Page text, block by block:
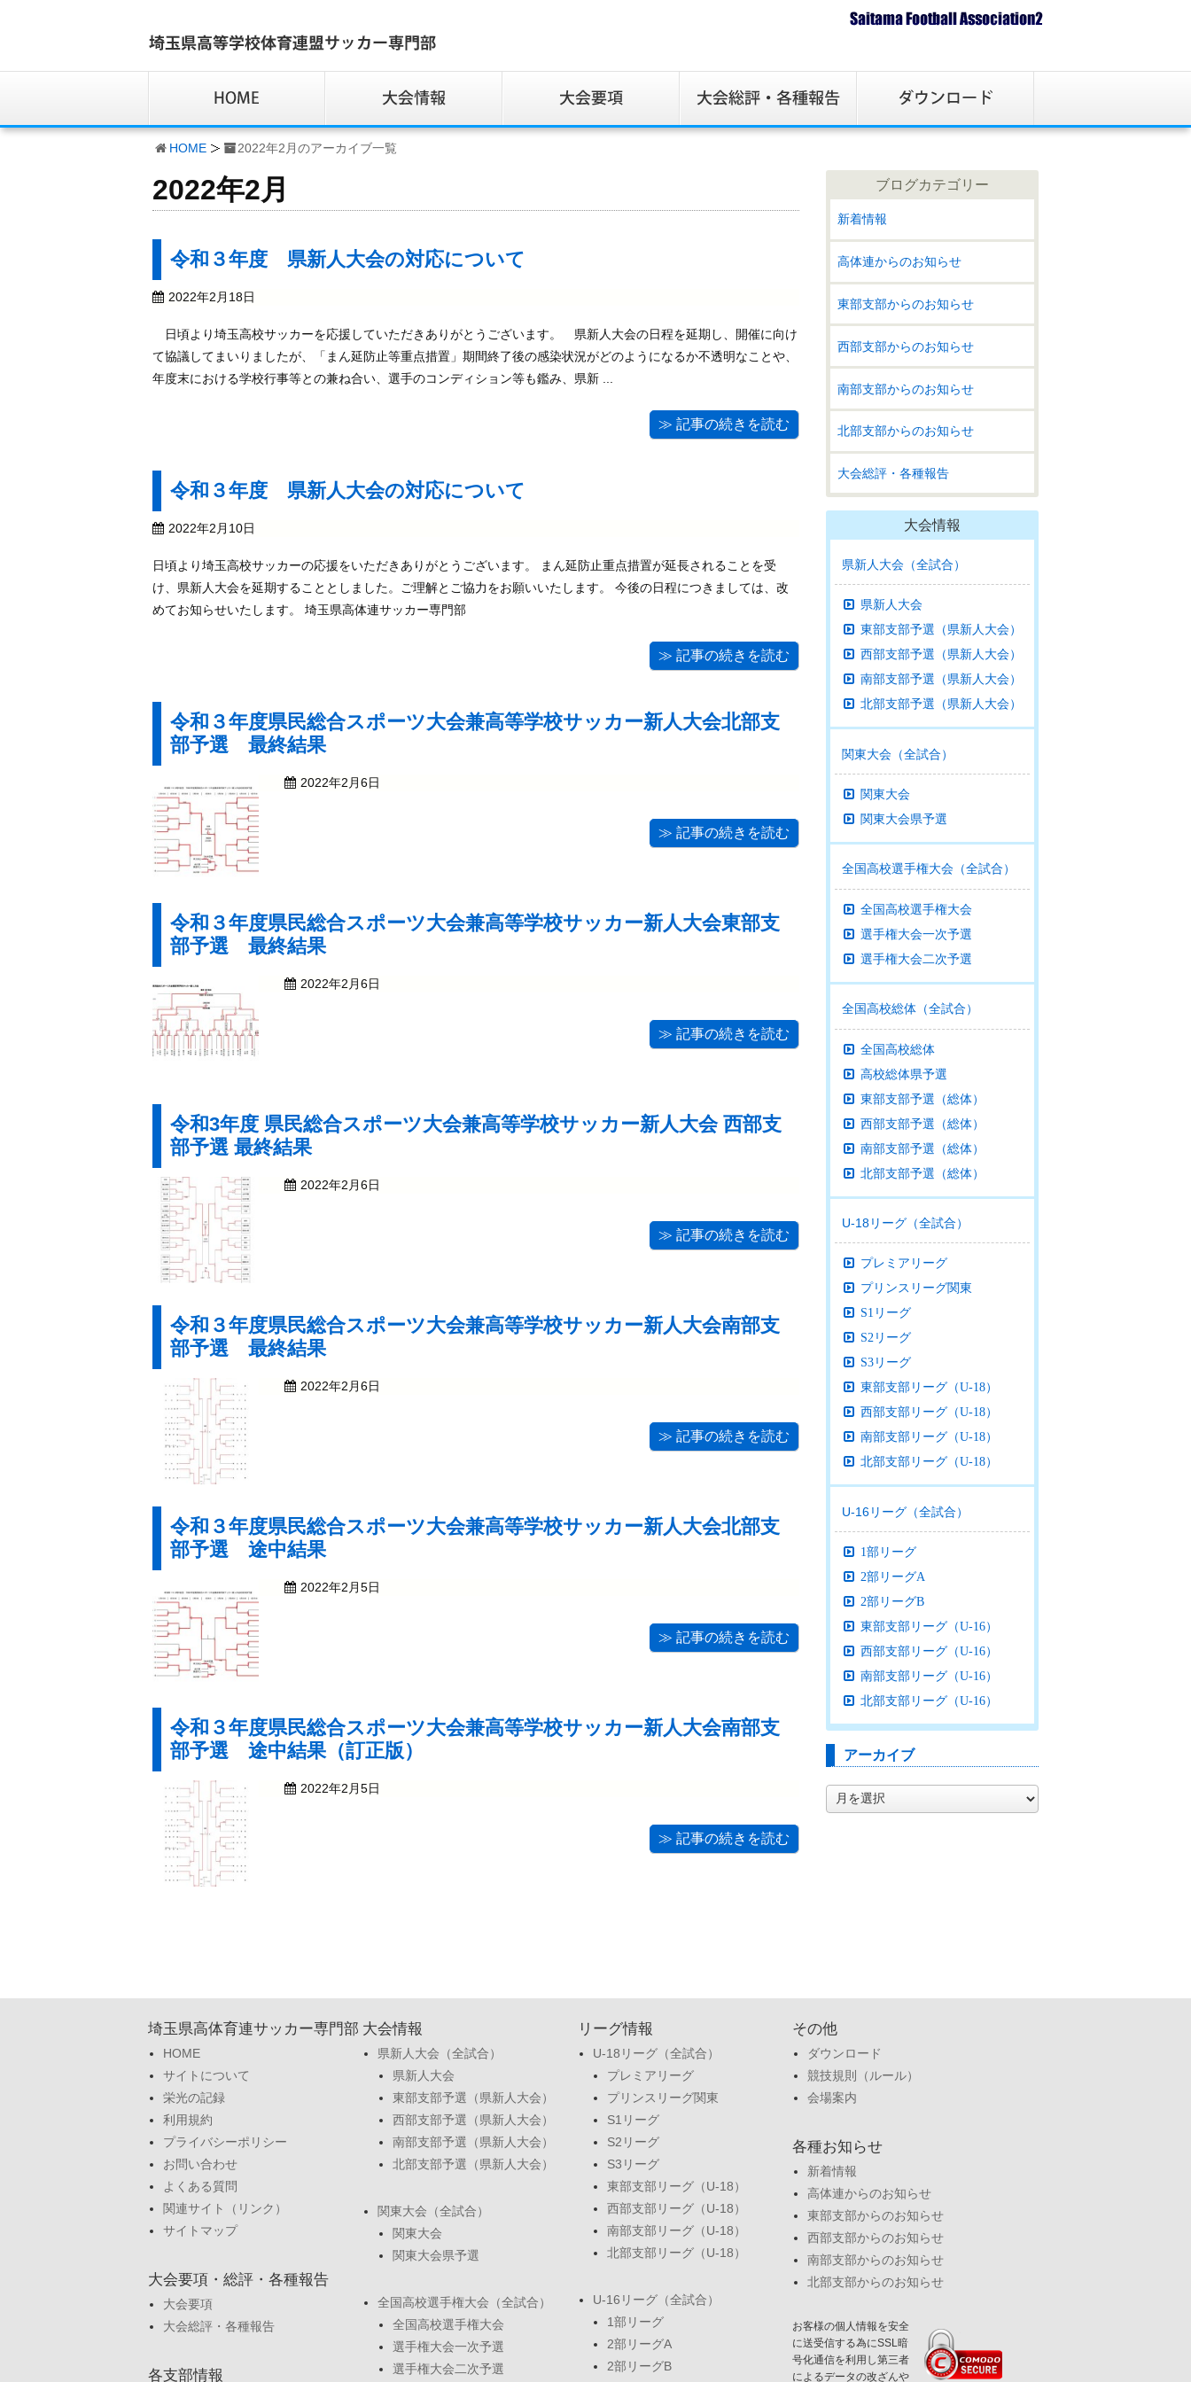
HOME 2022年2月のアーカイブ一覧
2022年2月
令和３年度 県新人大会の対応について
2022年2月18日
日頃より埼玉高校サッカーを応援していただきありがとうございます。 県新人大会の日程を延期し、開催に向け
て協議してまいりましたが、「まん延防止等重点措置」期間終了後の感染状況がどのようになるか不透明なことや、
年度末における学校行事等との兼ね合い、選手のコンディション等も鑑み、県新 ...
≫ 記事の続きを読む
令和３年度 県新人大会の対応について
2022年2月10日
日頃より埼玉高校サッカーの応援をいただきありがとうございます。 まん延防止重点措置が延長されることを受
け、県新人大会を延期することとしました。ご理解とご協力をお願いいたします。 今後の日程につきましては、改
めてお知らせいたします。 埼玉県高体連サッカー専門部
≫ 記事の続きを読む
令和３年度県民総合スポーツ大会兼高等学校サッカー新人大会北部支
部予選 最終結果
2022年2月6日
≫ 記事の続きを読む
令和３年度県民総合スポーツ大会兼高等学校サッカー新人大会東部支
部予選 最終結果
2022年2月6日
≫ 記事の続きを読む
令和3年度 県民総合スポーツ大会兼高等学校サッカー新人大会 西部支
部予選 最終結果
2022年2月6日
≫ 記事の続きを読む
令和３年度県民総合スポーツ大会兼高等学校サッカー新人大会南部支
部予選 最終結果
2022年2月6日
≫ 記事の続きを読む
令和３年度県民総合スポーツ大会兼高等学校サッカー新人大会北部支
部予選 途中結果
2022年2月5日
≫ 記事の続きを読む
令和３年度県民総合スポーツ大会兼高等学校サッカー新人大会南部支
部予選 途中結果（訂正版）
2022年2月5日
≫ 記事の続きを読む
ブログカテゴリー
新着情報
高体連からのお知らせ
東部支部からのお知らせ
西部支部からのお知らせ
南部支部からのお知らせ
北部支部からのお知らせ
大会総評・各種報告
大会情報
県新人大会（全試合）
県新人大会
東部支部予選（県新人大会）
西部支部予選（県新人大会）
南部支部予選（県新人大会）
北部支部予選（県新人大会）
関東大会（全試合）
関東大会
関東大会県予選
全国高校選手権大会（全試合）
全国高校選手権大会
選手権大会一次予選
選手権大会二次予選
全国高校総体（全試合）
全国高校総体
高校総体県予選
東部支部予選（総体）
西部支部予選（総体）
南部支部予選（総体）
北部支部予選（総体）
U-18リーグ（全試合）
プレミアリーグ
プリンスリーグ関東
S1リーグ
S2リーグ
S3リーグ
東部支部リーグ（U-18）
西部支部リーグ（U-18）
南部支部リーグ（U-18）
北部支部リーグ（U-18）
U-16リーグ（全試合）
1部リーグ
2部リーグA
2部リーグB
東部支部リーグ（U-16）
西部支部リーグ（U-16）
南部支部リーグ（U-16）
北部支部リーグ（U-16）
アーカイブ
ー
埼玉県高体育連サッカー専門部
HOME
サイトについて
栄光の記録
利用規約
プライバシーポリシー
お問い合わせ
よくある質問
関連サイト（リンク）
サイトマップ
大会要項・総評・各種報告
大会要項
大会総評・各種報告
各支部情報
大会情報
県新人大会（全試合）
県新人大会
東部支部予選（県新人大会）
西部支部予選（県新人大会）
南部支部予選（県新人大会）
北部支部予選（県新人大会）
関東大会（全試合）
関東大会
関東大会県予選
全国高校選手権大会（全試合）
全国高校選手権大会
選手権大会一次予選
選手権大会二次予選
リーグ情報
U-18リーグ（全試合）
プレミアリーグ
プリンスリーグ関東
S1リーグ
S2リーグ
S3リーグ
東部支部リーグ（U-18）
西部支部リーグ（U-18）
南部支部リーグ（U-18）
北部支部リーグ（U-18）
U-16リーグ（全試合）
1部リーグ
2部リーグA
2部リーグB
その他
ダウンロード
競技規則（ルール）
会場案内
各種お知らせ
新着情報
高体連からのお知らせ
東部支部からのお知らせ
西部支部からのお知らせ
南部支部からのお知らせ
北部支部からのお知らせ
お客様の個人情報を安全
に送受信する為にSSL暗
号化通信を利用し第三者
によるデータの改ざんや